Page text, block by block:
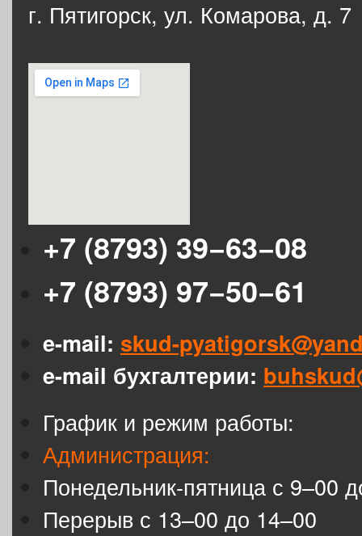
г. Пятигорск, ул. Комарова, д. 7
+7 (8793) 39−63−08
+7 (8793) 97−50−61
e-mail: skud-
e-mail бухгалтерии:
График и режим работы:
Администрация:
Понедельник-пятница с 9–00
Перерыв с 13–00 до 14–00